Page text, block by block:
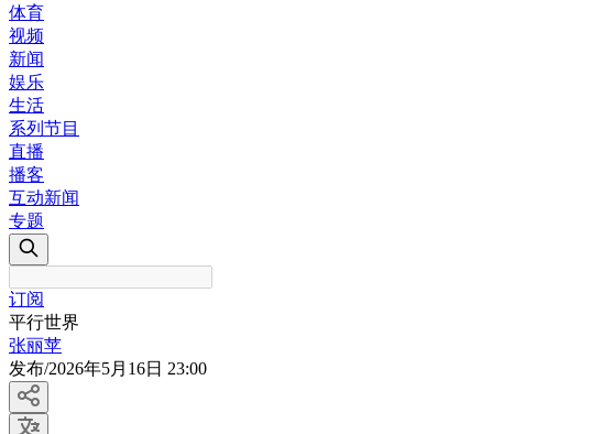
体育
视频
新闻
娱乐
生活
系列节目
直播
播客
互动新闻
专题
订阅
平行世界
张丽苹
发布/2026年5月16日 23:00